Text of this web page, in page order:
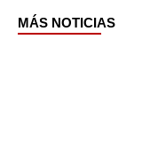
MÁS NOTICIAS